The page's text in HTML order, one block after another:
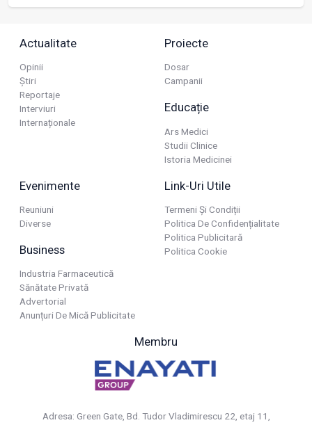
Actualitate
Opinii
Știri
Reportaje
Interviuri
Internaționale
Proiecte
Dosar
Campanii
Educație
Ars Medici
Studii Clinice
Istoria Medicinei
Evenimente
Reuniuni
Diverse
Business
Industria Farmaceutică
Sănătate Privată
Advertorial
Anunțuri De Mică Publicitate
Link-Uri Utile
Termeni Și Condiții
Politica De Confidențialitate
Politica Publicitară
Politica Cookie
Membru
Adresa: Green Gate, Bd. Tudor Vladimirescu 22, etaj 11,